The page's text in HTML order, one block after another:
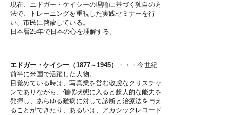
現在、エドガー・ケイシーの理論に基づく独自の方
法で、トレーニングを重視した実践セミナーを行
い、市民に啓蒙している。
日本暦25年で日本の心を理解する。
エドガー・ケイシー（1877～1945）
・・・今世紀
前半に米国で活躍した人物。
目覚めている時は、写真業を営む敬虔なクリスチャ
ンでありながら、催眠状態に入ると超人的な能力を
発揮し、あらゆる難病に対して診断と治療法を与え
ることができたり、あるいは、アカシックレコード